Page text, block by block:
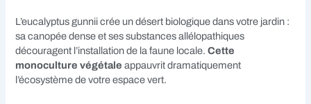
L’eucalyptus gunnii crée un désert biologique dans votre jardin :
sa canopée dense et ses substances allélopathiques
découragent l’installation de la faune locale.Cette
monoculture végétale appauvrit dramatiquement
l’écosystème de votre espace vert.